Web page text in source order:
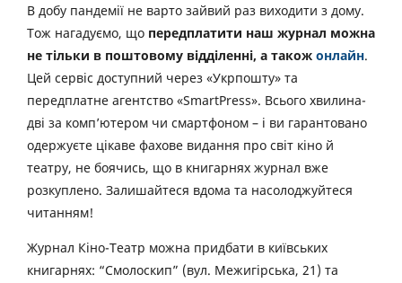
В добу пандемії не варто зайвий раз виходити з дому.
Тож нагадуємо, що передплатити наш журнал можна
не тільки в поштовому відділенні, а також онлайн.
Цей сервіс доступний через «Укрпошту» та
передплатне агентство «SmartPress». Всього хвилина-
дві за комп’ютером чи смартфоном – і ви гарантовано
одержуєте цікаве фахове видання про світ кіно й
театру, не боячись, що в книгарнях журнал вже
розкуплено. Залишайтеся вдома та насолоджуйтеся
читанням!
Журнал Кіно-Театр можна придбати в київських
книгарнях: “Смолоскип” (вул. Межигірська, 21) та